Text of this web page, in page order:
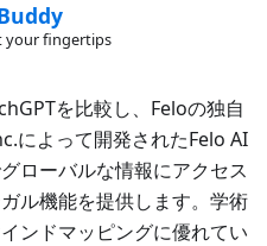
your fingertips
を比較し、Feloの独自
によって開発されたFelo AI
ローバルな情報にアクセス
ル機能を提供します。学術
ンドマッピングに優れてい